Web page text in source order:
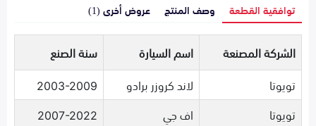
توافقية القطعة وصف المنتج عروض أخرى (1)
الشركة المصنعة اسم السيارة
سنة الصنع
تويوتا
لاند كروزر برادو
2003-2009
تويوتا
اف جي 2007-2022